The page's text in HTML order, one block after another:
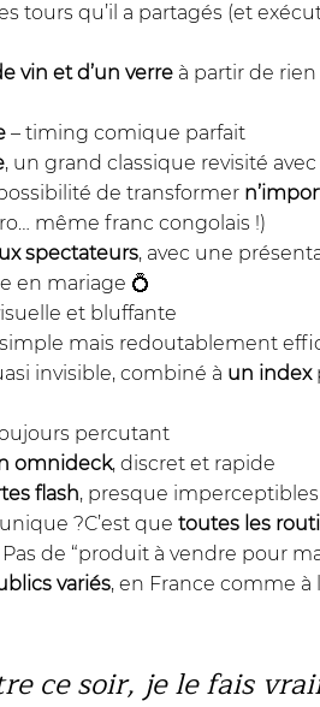
tours qu’il a partagés (et
vin et d’un verre à partir de
– timing comique parfait
, un grand classique revisité
de transformer
même franc congolais !)
spectateurs, avec une
en mariage 💍
et bluffante
mais redoutablement
invisible, combiné à un index
percutant
omnideck, discret et rapide
flash, presque
?C’est que toutes les
Pas de “produit à vendre pour
variés, en France comme à
ce soir, je le fais